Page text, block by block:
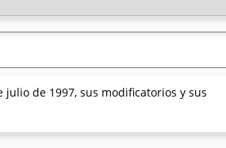
julio de 1997, sus modificatorios y sus